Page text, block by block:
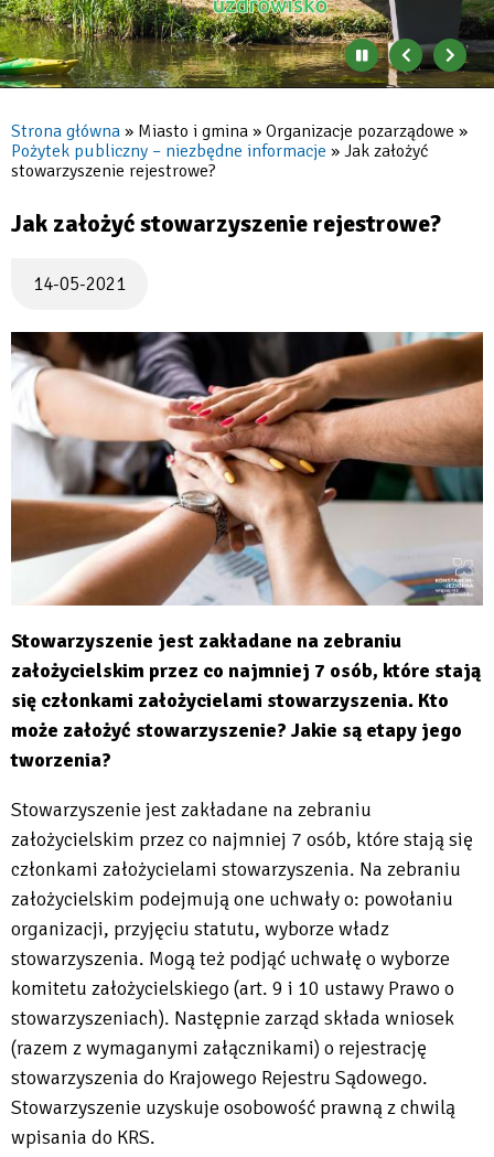
Zatrzymaj
automatyczne
się
banerów
Poprzedni
bannerbaner
Ścieżka
nawigacyjna
Strona główna Miasto i gmina
Organizacje pozarządowe
Pożytek publiczny – niezbędne informacje
Jak założyć
stowarzyszenie rejestrowe?
Jak założyć stowarzyszenie rejestrowe?
14-05-2021
Stowarzyszenie jest zakładane na zebraniu
założycielskim przez co najmniej 7 osób, które stają
się członkami założycielami stowarzyszenia. Kto
może założyć stowarzyszenie? Jakie są etapy jego
tworzenia?
Stowarzyszenie jest zakładane na zebraniu
założycielskim przez co najmniej 7 osób, które stają się
członkami założycielami stowarzyszenia. Na zebraniu
założycielskim podejmują one uchwały o: powołaniu
organizacji, przyjęciu statutu, wyborze władz
stowarzyszenia. Mogą też podjąć uchwałę o wyborze
komitetu założycielskiego (art. 9 i 10 ustawy Prawo o
stowarzyszeniach). Następnie zarząd składa wniosek
(razem z wymaganymi załącznikami) o rejestrację
stowarzyszenia do Krajowego Rejestru Sądowego.
Stowarzyszenie uzyskuje osobowość prawną z chwilą
wpisania do KRS.